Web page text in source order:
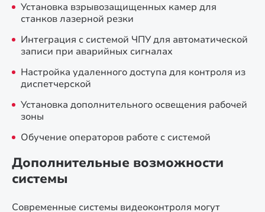
Установка взрывозащищенных камер для
станков лазерной резки
Интеграция с системой ЧПУ для автоматической
записи при аварийных сигналах
Настройка удаленного доступа для контроля из
диспетчерской
Установка дополнительного освещения рабочей
зоны
Обучение операторов работе с системой
Дополнительные возможности
системы
Современные системы видеоконтроля могут